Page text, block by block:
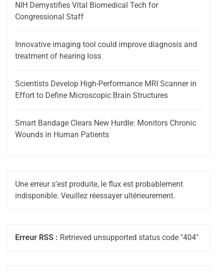
NIH Demystifies Vital Biomedical Tech for
Congressional Staff
Innovative imaging tool could improve diagnosis and
treatment of hearing loss
Scientists Develop High-Performance MRI Scanner in
Effort to Define Microscopic Brain Structures
Smart Bandage Clears New Hurdle: Monitors Chronic
Wounds in Human Patients
Une erreur s’est produite, le flux est probablement
indisponible. Veuillez réessayer ultérieurement.
Erreur RSS : Retrieved unsupported status code "404"